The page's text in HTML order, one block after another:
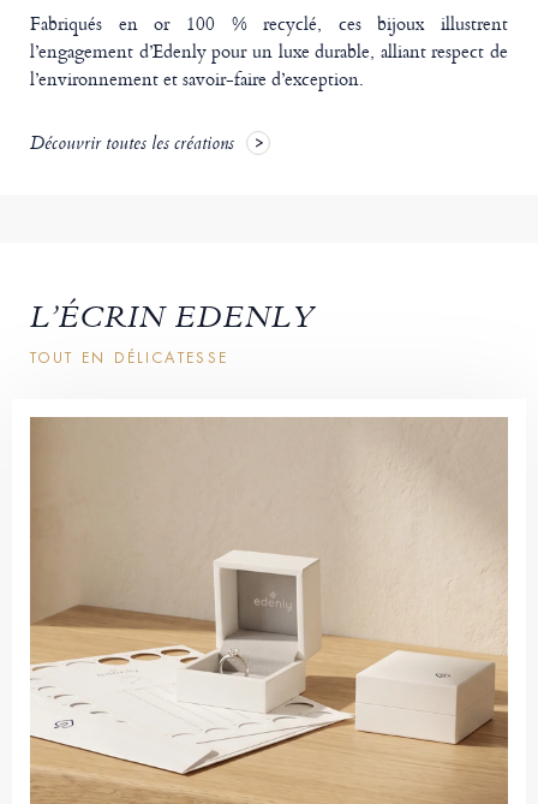
Fabriqués en or 100 % recyclé, ces bijoux illustrent
l’engagement d’Edenly pour un luxe durable, alliant respect de
l’environnement et savoir-faire d’exception.
Découvrir toutes les créations
L’ÉCRIN EDENLY
TOUT EN DÉLICATESSE